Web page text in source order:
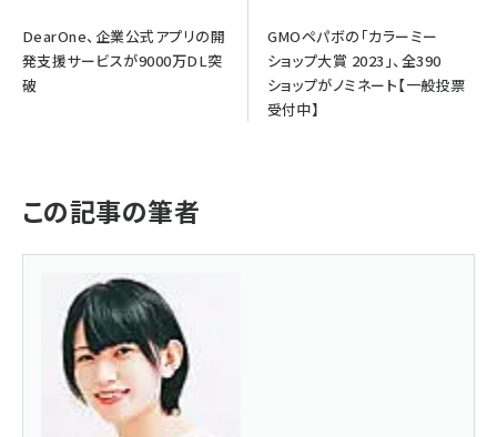
DearOne、企業公式アプリの開
発支援サービスが9000万DL突
破
GMOペパボの「カラーミー
ショップ大賞 2023」、全390
ショップがノミネート【一般投票
受付中】
この記事の筆者